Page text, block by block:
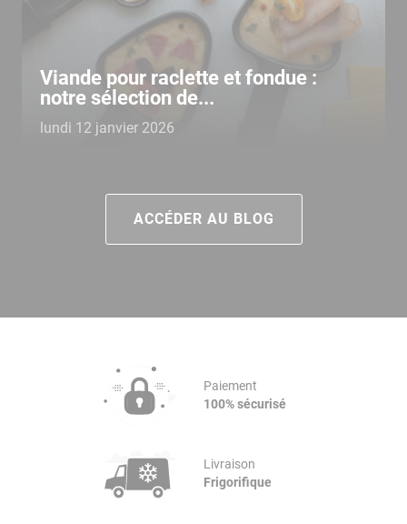
Viande pour raclette et fondue :
notre sélection de...
lundi 12 janvier 2026
ACCÉDER AU BLOG
Paiement
100% sécurisé
Livraison
Frigorifique